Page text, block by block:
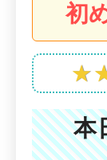
初
本